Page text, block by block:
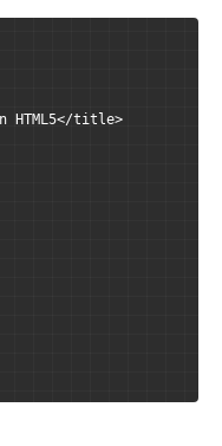
title>